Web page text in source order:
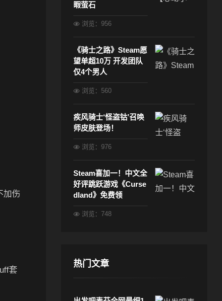
加伤
套
暇萤石
浏览：956
《骑士之路》Steam愿
望单超10万 开发团队
仅4个男人
浏览：560
疾风骑士‘怪盗钴’召唤
师皮肤登场！
浏览：976
Steam喜加一！中文全
好评跳跃游戏《Curse
dland》免费领
浏览：748
热门文章